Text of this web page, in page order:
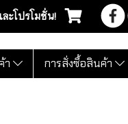
ะโปรโมชั่น!
า การสั่งซื้อสินค้า